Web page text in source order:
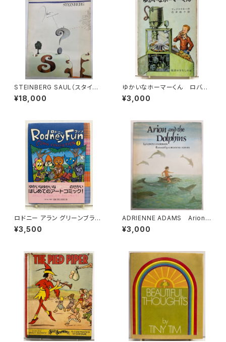
STEINBERG SAUL（スタイン
バーグ） Derrière le Miroir
n.157 1966年 Maeght Edi
¥18,000
ゆかいなホーマーくん ロバー
ト・マックロスキー 訳 石井桃
子 1965年 初版 函 岩波
¥3,000
ロドニー アラン グリーンブラッ
ド Rodney Fun ５冊セット
2000年 リトルモア刊
¥3,500
ADRIENNE ADAMS Arion a
nd the Dolphins LONZO A
NDERSON 1978年 初版
¥3,000